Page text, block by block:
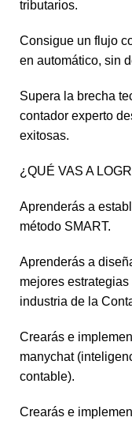
tributarios.
Consigue un flujo
en automático, sin
Supera la brecha
contador experto
exitosas.
¿QUÉ VAS A
Aprenderás a
método SMART.
Aprenderás a
mejores
industria de la
Crearás e
manychat
contable).
Crearás e